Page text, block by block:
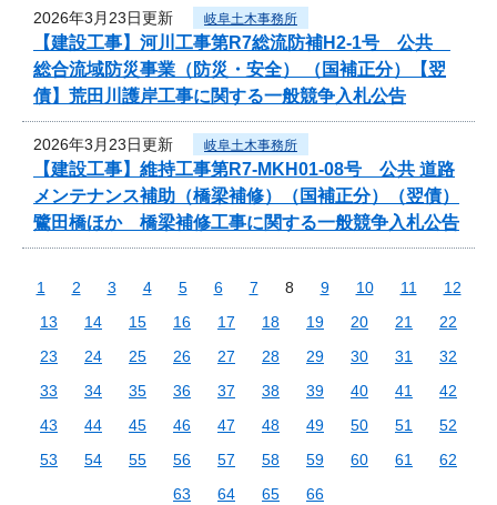
2026年3月23日更新 岐阜土木事務所
【建設工事】河川工事第R7総流防補H2-1号 公共
総合流域防災事業（防災・安全） （国補正分）【翌
債】荒田川護岸工事に関する一般競争入札公告
2026年3月23日更新 岐阜土木事務所
【建設工事】維持工事第R7-MKH01-08号 公共 道路
メンテナンス補助（橋梁補修）（国補正分）（翌債）
鷺田橋ほか 橋梁補修工事に関する一般競争入札公告
1 2 3 4 5 6 7 8 9 10 11
12
13
14 15 16 17 18 19 20 21
22
23
24 25 26 27 28 29 30 31
32
33
34 35 36 37 38 39 40 41
42
43
44 45 46 47 48 49 50 51
52
53
54 55 56 57 58 59 60 61
62
63
64 65 66